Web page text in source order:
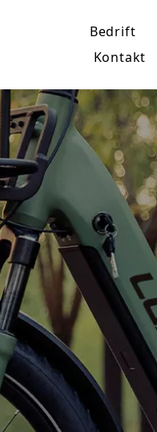
Bedrift
Kontakt